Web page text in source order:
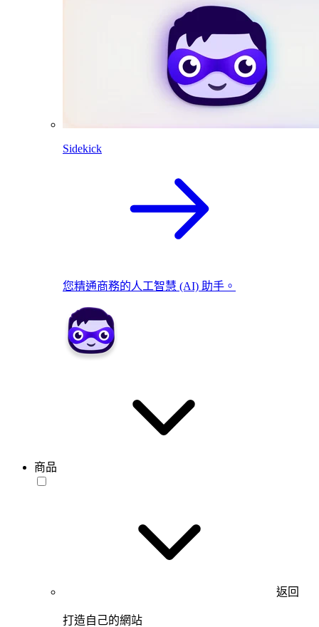
Sidekick
您精通商務的人工智慧 (AI) 助手。
商品
返回
打造自己的網站